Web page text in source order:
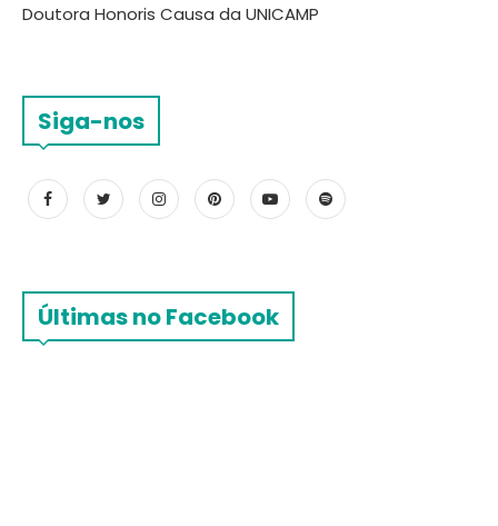
Doutora Honoris Causa da UNICAMP
Siga-nos
Últimas no Facebook